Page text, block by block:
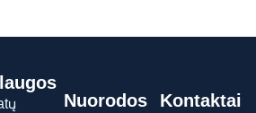
Nuorodos Kontaktai